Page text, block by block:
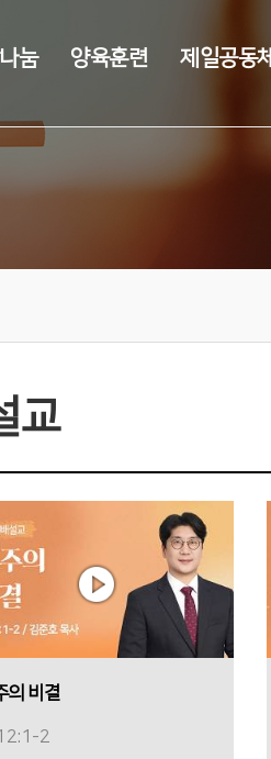
눔 양육훈련 제일공동체
교
의 비결
2